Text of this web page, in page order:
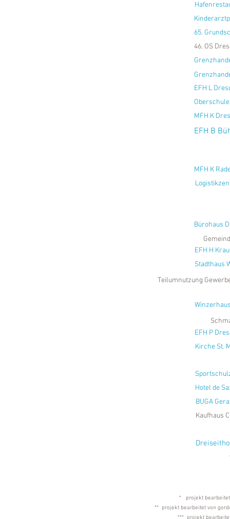
65.
46. OS
EFH L
MFH K
EFH B
MFH K
Bürohaus
EFH H
Stadthaus
Teilumnutzung
EFH P
Kirche St.
Hotel de
BUGA
Kaufhaus
* projekt bearbeitet
** projekt bearbeitet von